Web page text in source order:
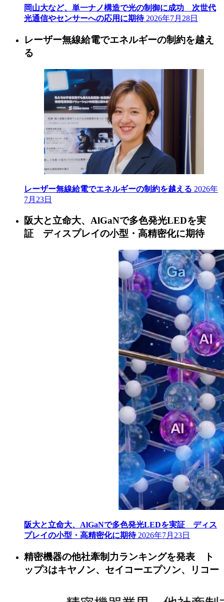
岡山大など、単一ナノ構造で光の制御に成功 次世代
光通信やセンサーへの応用に期待 2026年7月28日
レーザー無線給電でエネルギーの制約を越え
る
レーザー無線給電でエネルギーの制約を越える 2026年
7月23日
阪大と立命大、AlGaNで多色発光LEDを実
証 ディスプレイの小型・高精密化に期待
阪大と立命大、AlGaNで多色発光LEDを実証 ディス
プレイの小型・高精密化に期待 2026年7月23日
精密機器の他社牽制力ランキングを発表 ト
ップ3はキヤノン、セイコーエプソン、リコー